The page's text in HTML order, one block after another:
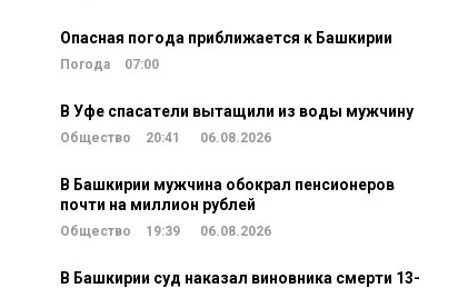
Опасная погода приближается к Башкирии
Погода 07:00
В Уфе спасатели вытащили из воды мужчину
Общество 20:41 06.08.2026
В Башкирии мужчина обокрал пенсионеров
почти на миллион рублей
Общество 19:39 06.08.2026
В Башкирии суд наказал виновника смерти 13-